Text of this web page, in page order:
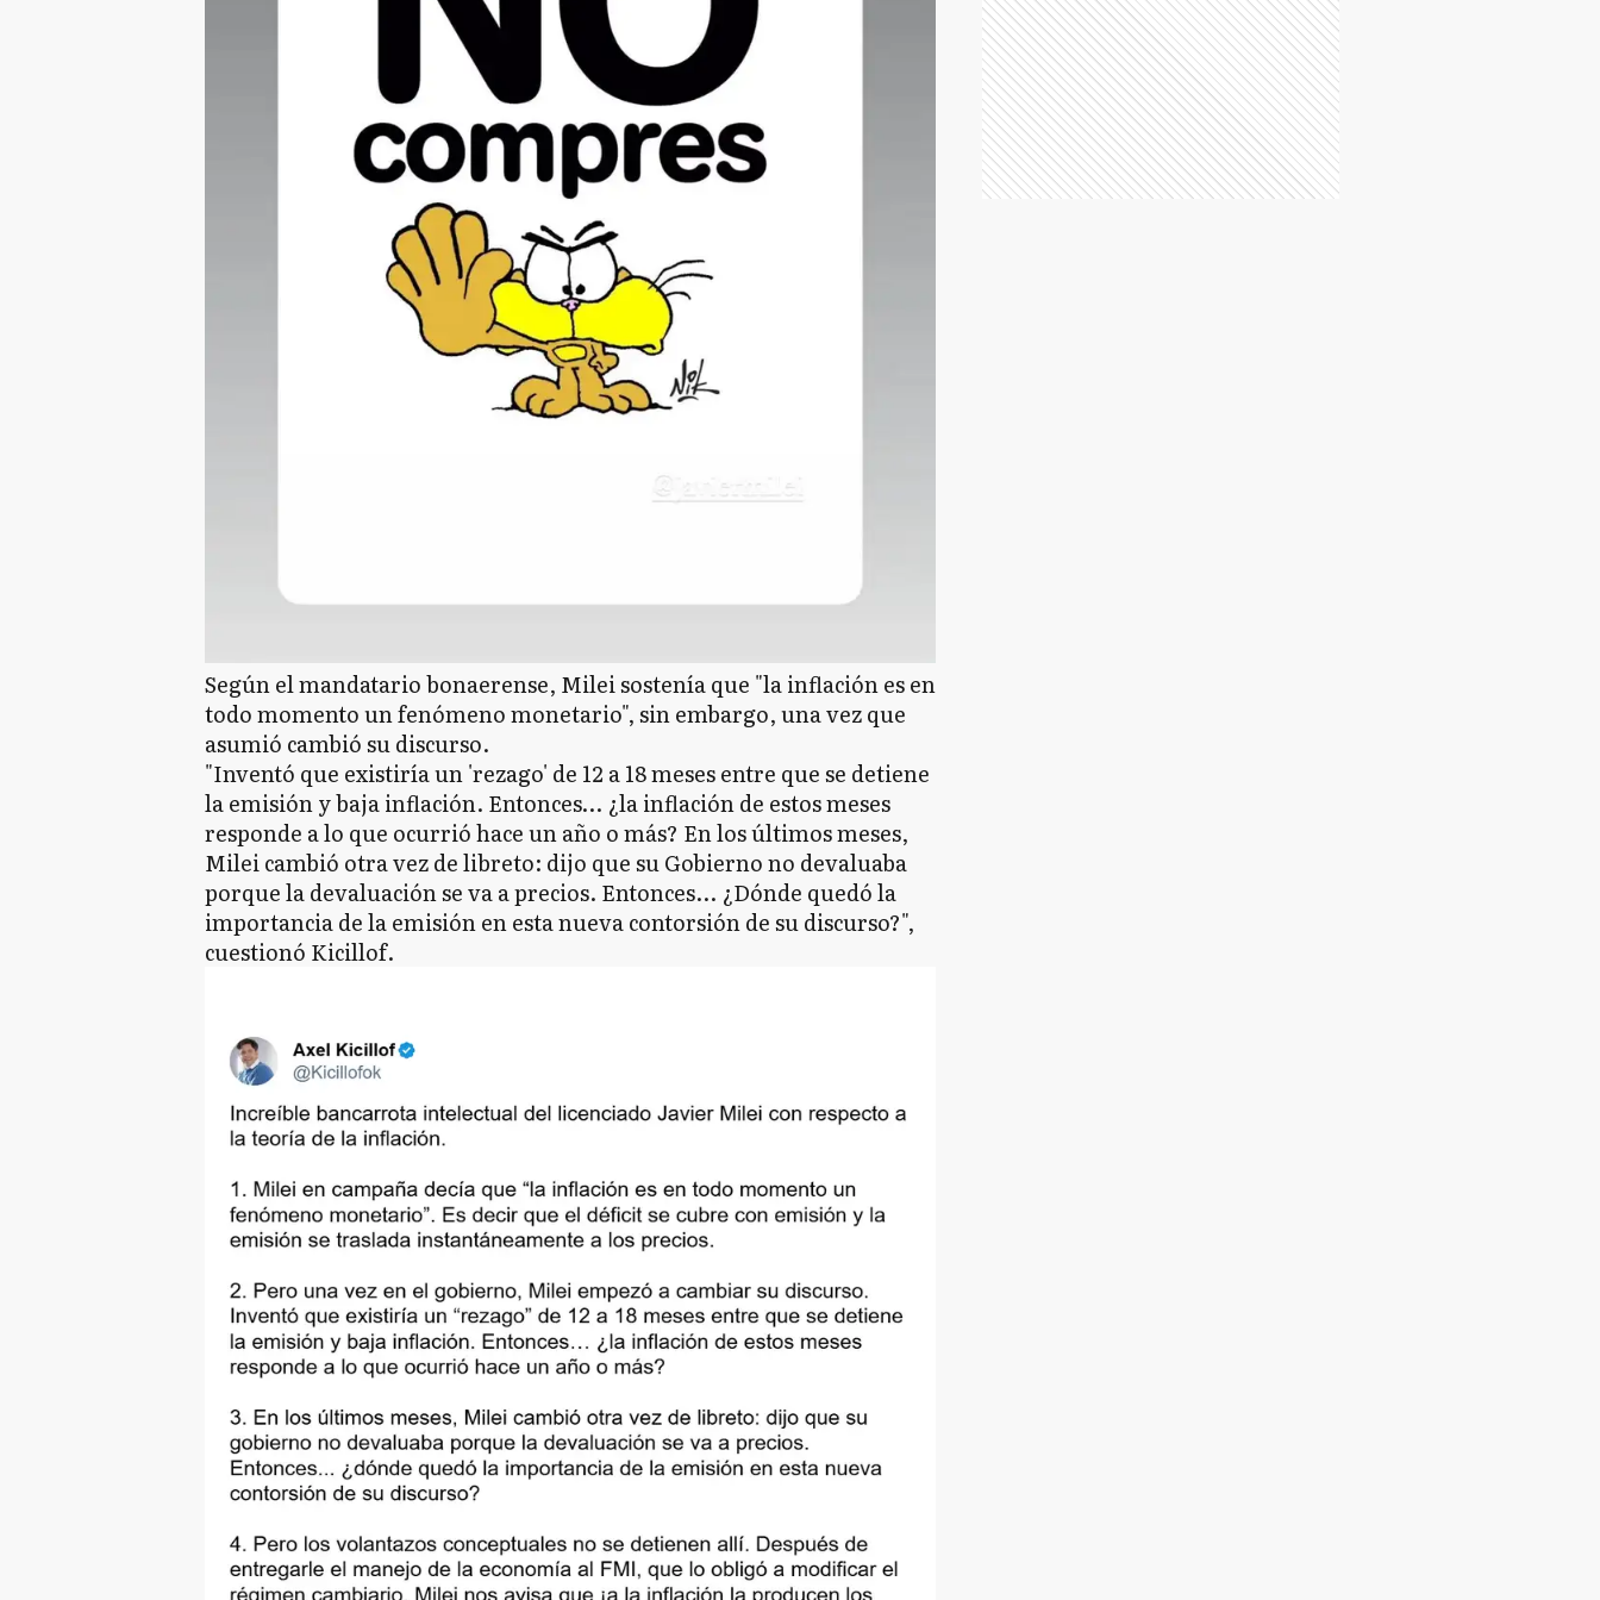
Según el mandatario bonaerense, Milei sostenía que "la inflación es en
todo momento un fenómeno monetario", sin embargo, una vez que
asumió cambió su discurso.
"Inventó que existiría un 'rezago' de 12 a 18 meses entre que se detiene
la emisión y baja inflación. Entonces… ¿la inflación de estos meses
responde a lo que ocurrió hace un año o más? En los últimos meses,
Milei cambió otra vez de libreto: dijo que su Gobierno no devaluaba
porque la devaluación se va a precios. Entonces... ¿Dónde quedó la
importancia de la emisión en esta nueva contorsión de su discurso?",
cuestionó Kicillof.